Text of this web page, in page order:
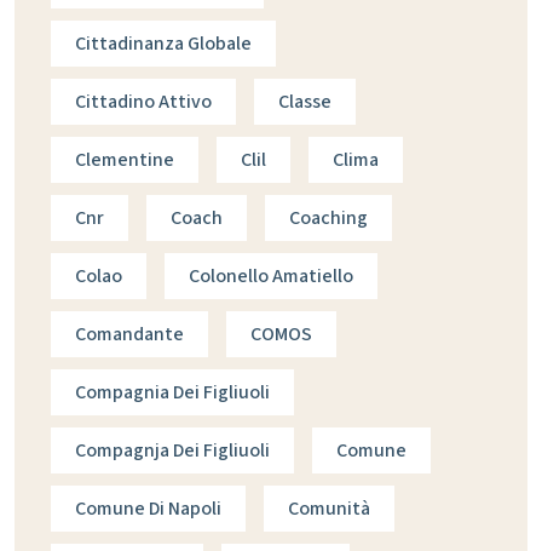
Cittadinanza Globale
Cittadino Attivo Classe
Clementine Clil Clima
Cnr Coach Coaching
Colao Colonello Amatiello
Comandante COMOS
Compagnia Dei Figliuoli
Compagnja Dei Figliuoli Comune
Comune Di Napoli Comunità